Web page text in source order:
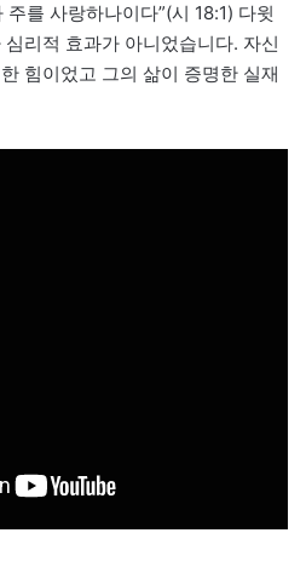
를 사랑하나이다”(시 18:1) 다윗
리적 효과가 아니었습니다. 자신
힘이었고 그의 삶이 증명한 실재